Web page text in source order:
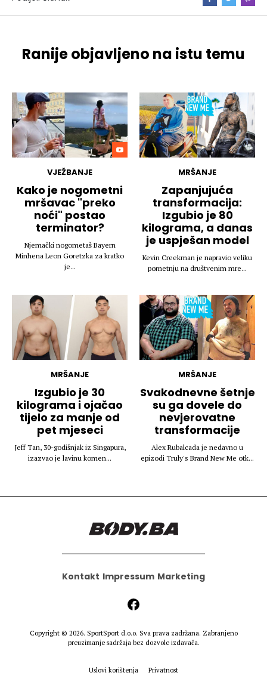
Ranije objavljeno na istu temu
VJEŽBANJE
Kako je nogometni
mršavac "preko
noći" postao
terminator?
Njemački nogometaš Bayern
Minhena Leon Goretzka za kratko
je...
MRŠANJE
Zapanjujuća
transformacija:
Izgubio je 80
kilograma, a danas
je uspješan model
Kevin Creekman je napravio veliku
pometnju na društvenim mre...
MRŠANJE
Izgubio je 30
kilograma i ojačao
tijelo za manje od
pet mjeseci
Jeff Tan, 30-godišnjak iz Singapura,
izazvao je lavinu komen...
MRŠANJE
Svakodnevne šetnje
su ga dovele do
nevjerovatne
transformacije
Alex Rubalcada je nedavno u
epizodi Truly's Brand New Me otk...
Kontakt Impressum Marketing
Copyright © 2026. SportSport d.o.o. Sva prava zadržana. Zabranjeno
preuzimanje sadržaja bez dozvole izdavača.
Uslovi korištenja Privatnost